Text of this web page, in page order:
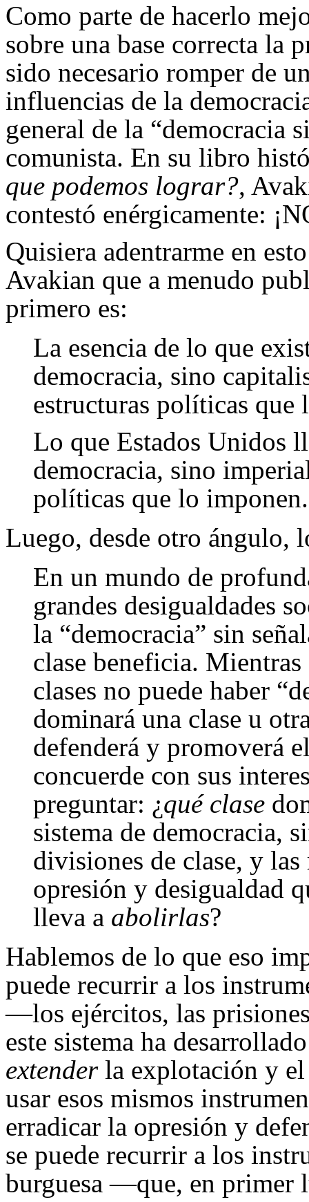
Como parte de hacerlo
sobre una base correcta la
sido necesario romper de
influencias de la
general de la “democracia
comunista. En su libro
que podemos lograr?,
contestó enérgicamente:
Quisiera adentrarme en
Avakian que a menudo
primero es:
La esencia de lo que
democracia, sino
estructuras políticas que
Lo que Estados Unidos
democracia, sino
políticas que lo imponen.
Luego, desde otro ángulo,
En un mundo de
grandes desigualdades
la “democracia” sin
clase beneficia.
clases no puede haber
dominará una clase u
defenderá y promoverá
concuerde con sus
preguntar: ¿qué clase
sistema de democracia,
divisiones de clase, y
opresión y desigualdad
lleva a abolirlas?
Hablemos de lo que eso
puede recurrir a los
—los ejércitos, las
este sistema ha
extenderla explotación y
usar esos mismos
erradicar la opresión y
se puede recurrir a los
burguesa —que, en primer